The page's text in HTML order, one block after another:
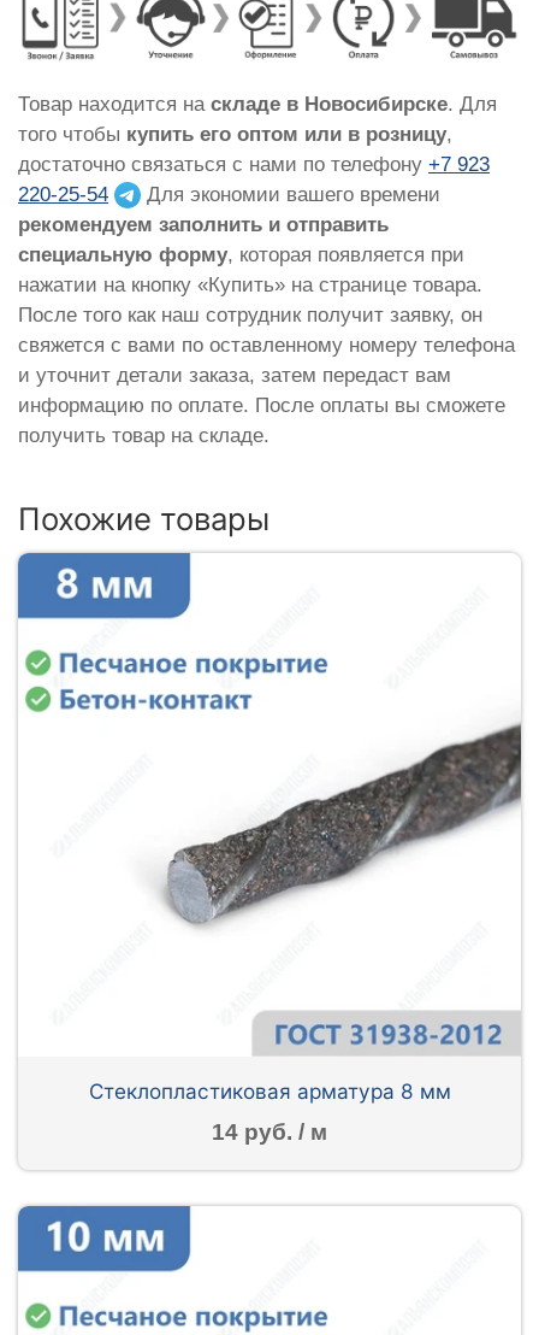
Товар находится на складе в Новосибирске. Для
того чтобы купить его оптом или в розницу,
достаточно связаться с нами по телефону +7 923
220-25-54
Для экономии вашего времени
рекомендуем заполнить и отправить
специальную форму, которая появляется при
нажатии на кнопку «Купить» на странице товара.
После того как наш сотрудник получит заявку, он
свяжется с вами по оставленному номеру телефона
и уточнит детали заказа, затем передаст вам
информацию по оплате. После оплаты вы сможете
получить товар на складе.
Похожие товары
Стеклопластиковая арматура 8 мм
14 руб. / м